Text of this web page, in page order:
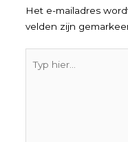
Het e-mailadres
velden zijn
hier...